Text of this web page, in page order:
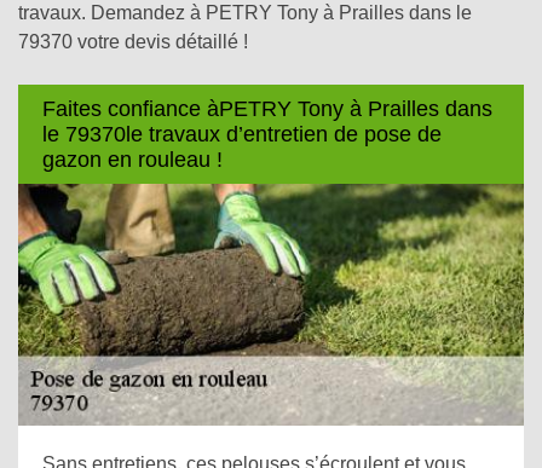
travaux. Demandez à PETRY Tony à Prailles dans le
79370 votre devis détaillé !
Faites confiance àPETRY Tony à Prailles dans
le 79370le travaux d’entretien de pose de
gazon en rouleau !
Sans entretiens, ces pelouses s’écroulent et vous